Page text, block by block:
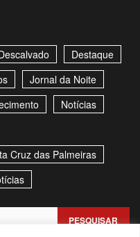
Destaque
Jornal da Noite
Notícias
Cruz das Palmeiras